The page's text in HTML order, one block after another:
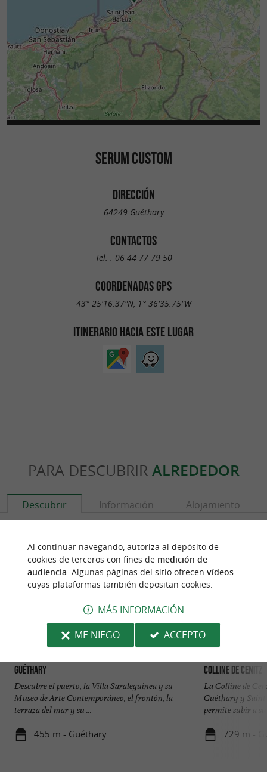
SERUM CUSTOM
DIRECCIÓN
64249 Guéthary
CONTACTOS
Tel. : 06 44 77 79 50
COORDENADAS GPS
43° 25'16.37"N, 1° 36'35.75"W
ITINERARIO HACIA ESTE LUGAR
PARA DESCUBRIR ALREDEDOR
Descubrir Información Alojamiento
Guéthary
Descubre el puerto, la Villa Saraleguinea y su
Museo de Arte Contemporáneo, el frontón, la
terraza del mar y su ...
455 m - Guéthary
Colline de Cenitz
La Colline de
Guéthary y
permite subir a su
729 m -
Al continuar navegando, autoriza al depósito de
cookies de terceros con fines de medición de
audiencia. Algunas páginas del sitio ofrecen vídeos
cuyas plataformas también depositan cookies.
MÁS INFORMACIÓN
ME NIEGO
ACCEPTO